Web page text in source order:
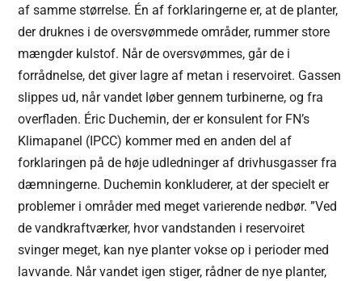
af samme størrelse. Én af forklaringerne er, at de planter,
der druknes i de oversvømmede områder, rummer store
mængder kulstof. Når de oversvømmes, går de i
forrådnelse, det giver lagre af metan i reservoiret. Gassen
slippes ud, når vandet løber gennem turbinerne, og fra
overfladen. Éric Duchemin, der er konsulent for FN’s
Klimapanel (IPCC) kommer med en anden del af
forklaringen på de høje udledninger af drivhusgasser fra
dæmningerne. Duchemin konkluderer, at der specielt er
problemer i områder med meget varierende nedbør. ”Ved
de vandkraftværker, hvor vandstanden i reservoiret
svinger meget, kan nye planter vokse op i perioder med
lavvande. Når vandet igen stiger, rådner de nye planter,